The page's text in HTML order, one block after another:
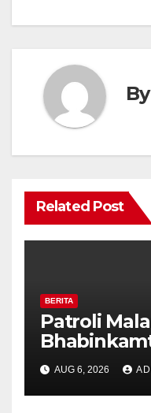
By
Related Post
BERITA
Patroli
Pilar
Perkuat
Diajak
AUG 6, 2026